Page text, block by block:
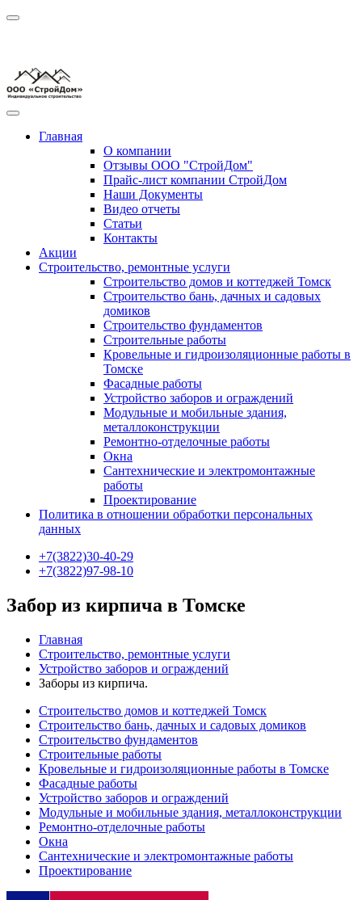
Главная
О компании
Отзывы ООО "СтройДом"
Прайс-лист компании СтройДом
Наши Документы
Видео отчеты
Статьи
Контакты
Акции
Строительство, ремонтные услуги
Строительство домов и коттеджей Томск
Строительство бань, дачных и садовых
домиков
Строительство фундаментов
Строительные работы
Кровельные и гидроизоляционные работы в
Томске
Фасадные работы
Устройство заборов и ограждений
Модульные и мобильные здания,
металлоконструкции
Ремонтно-отделочные работы
Окна
Сантехнические и электромонтажные
работы
Проектирование
Политика в отношении обработки персональных
данных
+7(3822)30-40-29
+7(3822)97-98-10
Забор из кирпича в Томске
Главная
Строительство, ремонтные услуги
Устройство заборов и ограждений
Заборы из кирпича.
Строительство домов и коттеджей Томск
Строительство бань, дачных и садовых домиков
Строительство фундаментов
Строительные работы
Кровельные и гидроизоляционные работы в Томске
Фасадные работы
Устройство заборов и ограждений
Модульные и мобильные здания, металлоконструкции
Ремонтно-отделочные работы
Окна
Сантехнические и электромонтажные работы
Проектирование